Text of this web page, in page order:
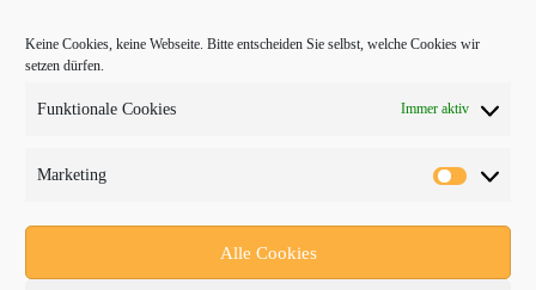
Keine Cookies, keine Webseite. Bitte entscheiden Sie selbst, welche Cookies wir
setzen dürfen.
Funktionale Cookies Immer aktiv
Marketing
Alle Cookies
Baumaschinen
Fachmessen